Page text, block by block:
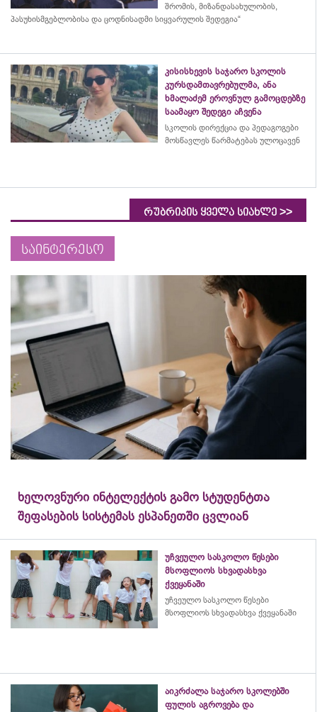
შრომის, მიზანდასახულობის,
პასუხისმგებლობისა და ცოდნისადმი სიყვარულის შედეგია“
კისისხევის საჯარო სკოლის
კურსდამთავრებულმა, ანა
ხმალაძემ ეროვნულ გამოცდებზე
საამაყო შედეგი აჩვენა
სკოლის დირექცია და პედაგოგები
მოსწავლეს წარმატებას ულოცავენ
რუბრიკის ყველა სიახლე >>
საინტერესო
ხელოვნური ინტელექტის გამო სტუდენტთა
შეფასების სისტემას ესპანეთში ცვლიან
უჩვეულო სასკოლო წესები
მსოფლიოს სხვადასხვა
ქვეყანაში
უჩვეულო სასკოლო წესები
მსოფლიოს სხვადასხვა ქვეყანაში
აიკრძალა საჯარო სკოლებში
ფულის აგროვება და